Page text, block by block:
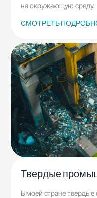
на окружающую среду.
СМОТРЕТЬ
Твердые
В моей стране твердые